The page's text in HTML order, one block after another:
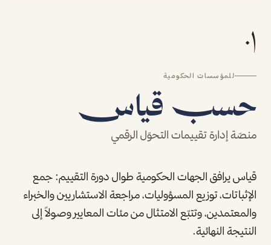
٠١
للمؤسسات الحكومية
حسب قياس
منصّة إدارة تقييمات التحوّل الرقمي
قياس يرافق الجهات الحكومية طوال دورة التقييم: جمع
الإثباتات، توزيع المسؤوليات، مراجعة الاستشاريين والخبراء
والمعتمدين، وتتبّع الامتثال من مئات المعايير وصولاً إلى
النتيجة النهائية.